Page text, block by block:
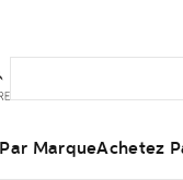
MarqueAchetez